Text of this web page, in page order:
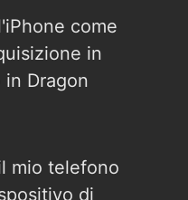
come
in
in Dragon
mio telefono
di